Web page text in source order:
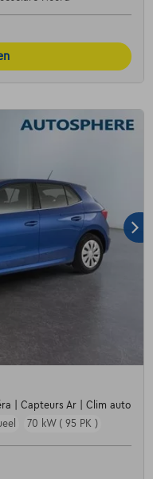
| Capteurs Ar | Clim auto
70 kW ( 95 PK )